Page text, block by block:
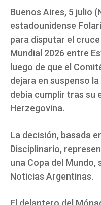
Buenos Aires, 5 julio
estadounidense
para disputar el
Mundial 2026 entre
luego de que el
dejara en suspenso
debía cumplir tras su
Herzegovina.
La decisión, basada
Disciplinario,
una Copa del Mundo,
Noticias Argentinas.